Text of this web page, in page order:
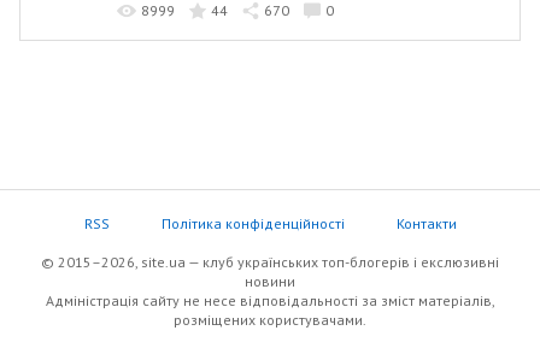
8999
44 670 0
RSS Політика конфіденційності Контакти
© 2015–2026, site.ua — клуб українських топ-блогерів i екслюзивнi
новини
Адміністрація сайту не несе відповідальності за зміст матеріалів,
розміщених користувачами.